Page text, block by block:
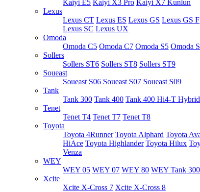
Kaiyi E5 Kaiyi X3 Pro Kaiyi X7 Kunlun
Lexus
Lexus CT Lexus ES Lexus GS Lexus GS F
Lexus SC Lexus UX
Omoda
Omoda C5 Omoda C7 Omoda S5 Omoda
Sollers
Sollers ST6 Sollers ST8 Sollers ST9
Soueast
Soueast S06 Soueast S07 Soueast S09
Tank
Tank 300 Tank 400 Tank 400 Hi4-T Hybrid
Tenet
Tenet T4 Tenet T7 Tenet T8
Toyota
Toyota 4Runner Toyota Alphard Toyota
HiAce Toyota Highlander Toyota Hilux
Venza
WEY
WEY 05 WEY 07 WEY 80 WEY Tank 300
Xcite
Xcite X-Cross 7 Xcite X-Cross 8